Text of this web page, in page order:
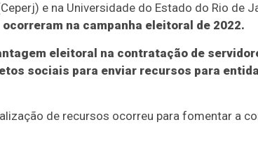
e na Universidade do Estado do Rio de
na campanha eleitoral de 2022.
eleitoral na contratação de
sociais para enviar recursos para
de recursos ocorreu para fomentar a